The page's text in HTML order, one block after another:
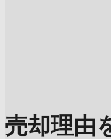
売却理由